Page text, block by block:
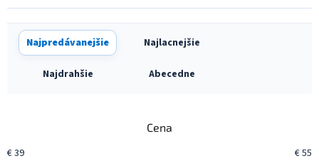
R
a
p
Najpredávanejšie Najlacnejšie
Najdrahšie Abecedne
Cena
€39 €55